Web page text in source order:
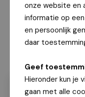
onze website en
informatie op
en persoonlijk
daar
Geef
Hieronder kun je
gaan met alle